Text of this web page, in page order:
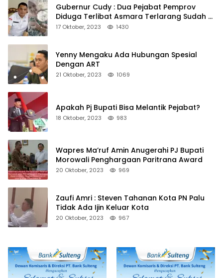
Gubernur Cudy : Dua Pejabat Pemprov
Diduga Terlibat Asmara Terlarang Sudah di
Non Job
17 Oktober, 2023 1430
Yenny Mengaku Ada Hubungan Spesial
Dengan ART
21 Oktober, 2023 1069
Apakah Pj Bupati Bisa Melantik Pejabat?
18 Oktober, 2023 983
Wapres Ma’ruf Amin Anugerahi PJ Bupati
Morowali Penghargaan Paritrana Award
20 Oktober, 2023 969
Zaufi Amri : Steven Tahanan Kota PN Palu
Tidak Ada Ijin Keluar Kota
20 Oktober, 2023 967